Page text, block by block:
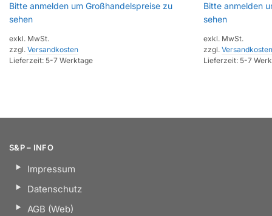
Bitte anmelden um Großhandelspreise zu
sehen
exkl. MwSt.
zzgl. Versandkosten
Lieferzeit: 5-7 Werktage
Bitte anmelden
sehen
exkl. MwSt.
zzgl. Versandkosten
Lieferzeit: 5-7
S&P – INFO
Impressum
Datenschutz
AGB (Web)